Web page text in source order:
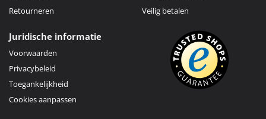
Retourneren
Veilig betalen
Juridische informatie
Voorwaarden
Privacybeleid
Toegankelijkheid
Cookies aanpassen